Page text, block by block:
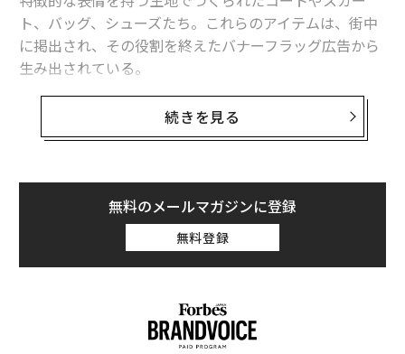
ト、バッグ、シューズたち。これらのアイテムは、街中
に掲出され、その役割を終えたバナーフラッグ広告から
生み出されている。
商品を企画・製造するのは、大丸有エリアマネジメント
協会（通称Ligare、リガーレ）のアップサイクルブラン
続きを見る
無料のメールマガジンに登録
無料登録